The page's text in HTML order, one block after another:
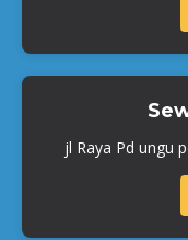
jl Raya Pd ungu